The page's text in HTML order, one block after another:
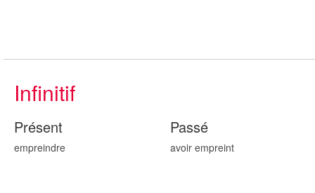
Infinitif
Présent
empreindre
Passé
avoir empreint